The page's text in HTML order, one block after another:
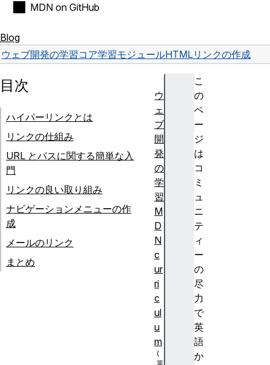
MDN on GitHub
Blog
ウェブ開発の学習コア学習モジュールHTMLリンクの作成
こ
の
ペ
ー
ジ
は
コ
ミ
ュ
ニ
テ
ィ
ー
の
尽
力
で
英
語
か
目次
ハイパーリンクとは
リンクの仕組み
URL とパスに関する簡単な入
門
リンクの良い取り組み
ナビゲーションメニューの作
成
メールのリンク
まとめ
ウ
ェ
ブ
開
発
の
学
習
M
D
N
c
ur
ri
c
ul
u
m